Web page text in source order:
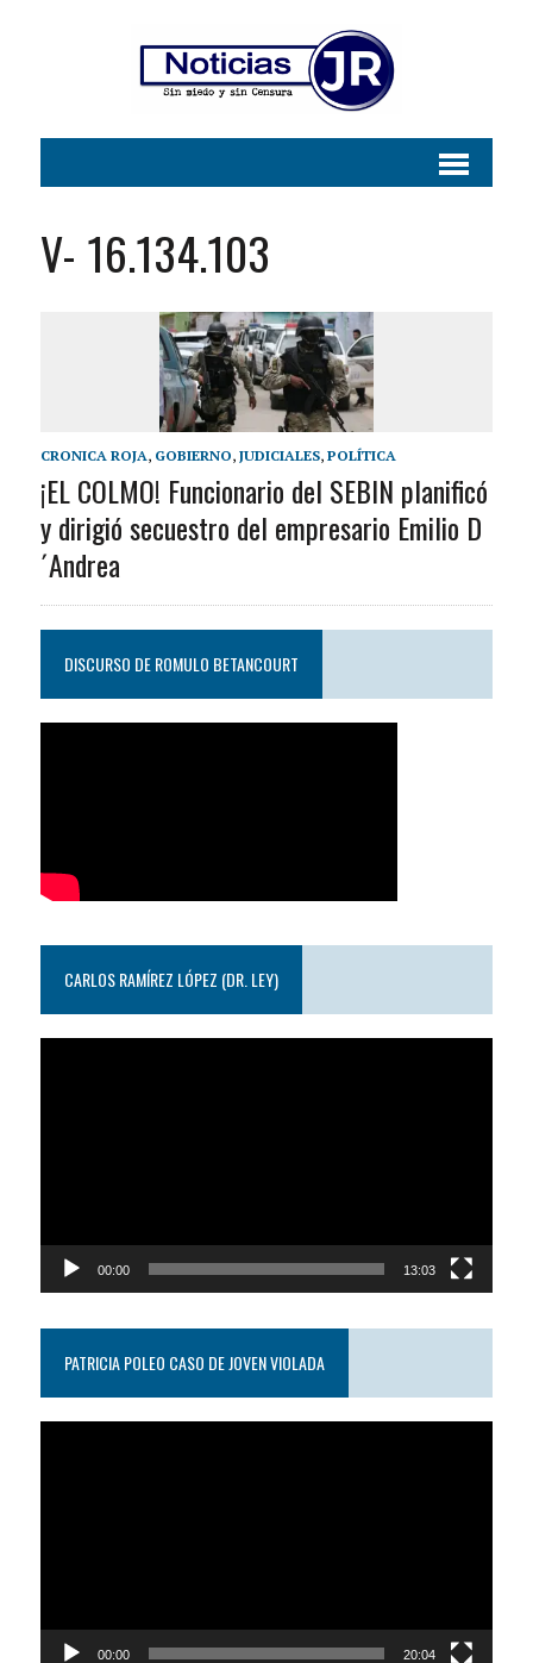
V- 16.134.103
CRONICA ROJA, GOBIERNO, JUDICIALES, POLÍTICA
¡EL COLMO! Funcionario del SEBIN planificó
y dirigió secuestro del empresario Emilio D
´Andrea
DISCURSO DE ROMULO BETANCOURT
CARLOS RAMÍREZ LÓPEZ (DR. LEY)
00:00 13:03
PATRICIA POLEO CASO DE JOVEN VIOLADA
00:00 20:04